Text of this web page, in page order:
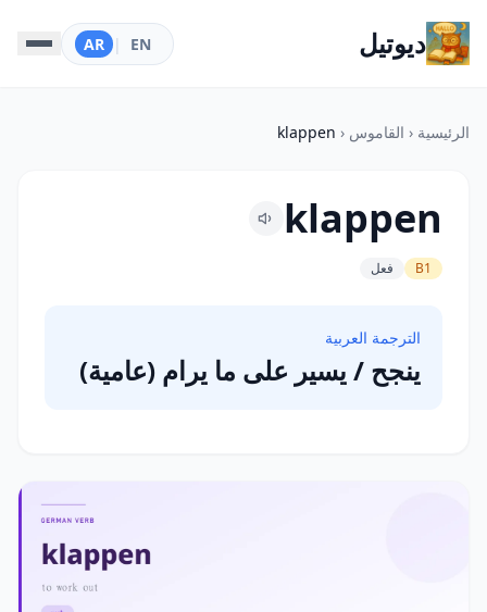
ديوتيل EN
|
AR
الرئيسية ‹ القاموس ‹
klappen
klappen
B1 فعل
الترجمة العربية
ينجح / يسير على ما يرام (عامية)